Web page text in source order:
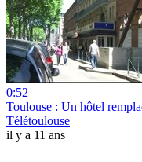
0:52
Toulouse : Un hôtel
Télétoulouse
il y a 11 ans